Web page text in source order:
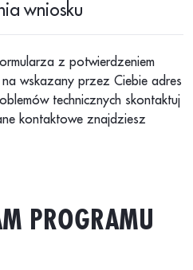
wniosku
z potwierdzeniem
wskazany przez Ciebie adres
technicznych skontaktuj
kontaktowe znajdziesz
PROGRAMU